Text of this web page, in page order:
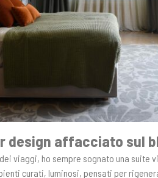
design affacciato sul
viaggi, ho sempre sognato una suite
curati, luminosi, pensati per